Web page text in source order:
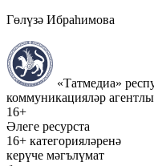
Гөлүзә Ибраһимова
«Татмедиа»
коммуникацияләр
16+
Әлеге ресурста
16+ категорияләренә
керүче мәгълүмат